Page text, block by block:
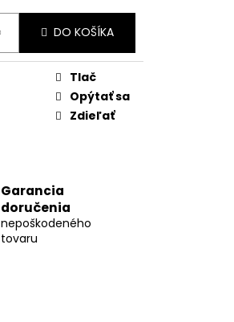
DO KOŠÍKA
Tlač
Opýtať sa
Zdieľať
Garancia
doručenia
nepoškodeného
tovaru